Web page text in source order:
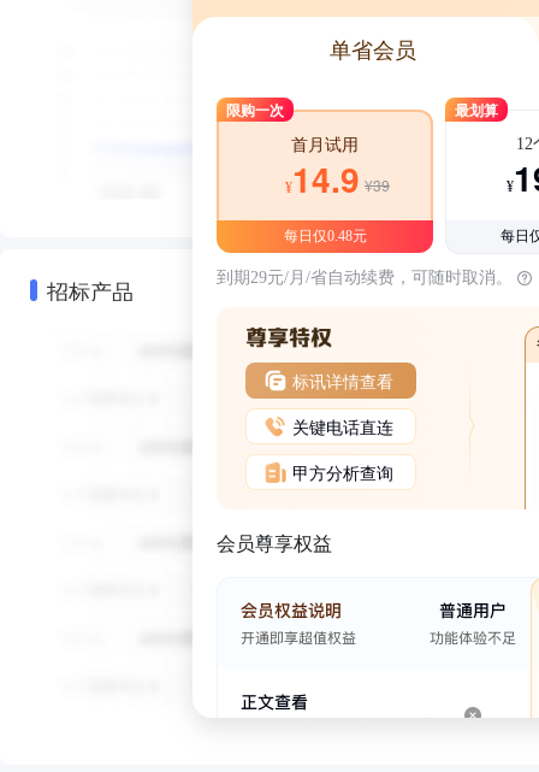
招标产品
单省会员
限购一次
首月试用
¥14.9 ¥39
每日仅0.48元
最划算
12
¥
每日
到期29元/月/省自动续费，可随时取消。
标讯详情查看
关键电话直连
甲方分析查询
会员尊享权益